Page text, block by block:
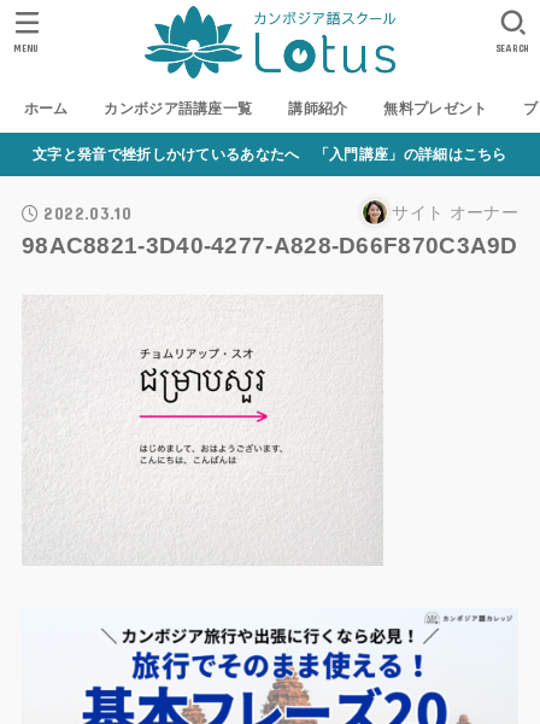
ホーム カンボジア語講座一覧 講師紹介 無料プレゼント
SEARCH
MENU
文字と発音で挫折しかけているあなたへ 「入門講座」の詳細はこちら
2022.03.10 サイト オーナー
98AC8821-3D40-4277-A828-D66F870C3A9D